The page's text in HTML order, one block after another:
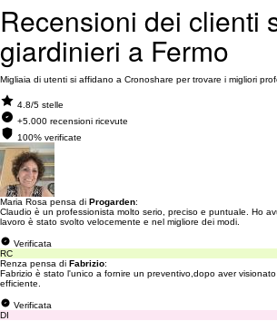
Recensioni dei clienti
giardinieri a Fermo
Migliaia di utenti si affidano a Cronoshare per trovare i migliori
4.8/5 stelle
+5.000 recensioni ricevute
100% verificate
Maria Rosa pensa di Progarden:
Claudio è un professionista molto serio, preciso e puntuale. Ho
lavoro è stato svolto velocemente e nel migliore dei modi.
Verificata
RC
Renza pensa di Fabrizio:
Fabrizio è stato l'unico a fornire un preventivo,dopo aver
efficiente.
Verificata
DI